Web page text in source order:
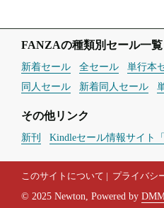
FANZAの種類別セール一覧
新着セール 全セール 単行本
同人セール
新着同人セール
その他リンク
新刊 Kindleセール情報サイト
このサイトについて プライバシ
© 2025 Newton, Powered by